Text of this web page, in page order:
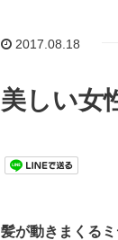
2017.08.18
美しい女
髪が動きまくるミ